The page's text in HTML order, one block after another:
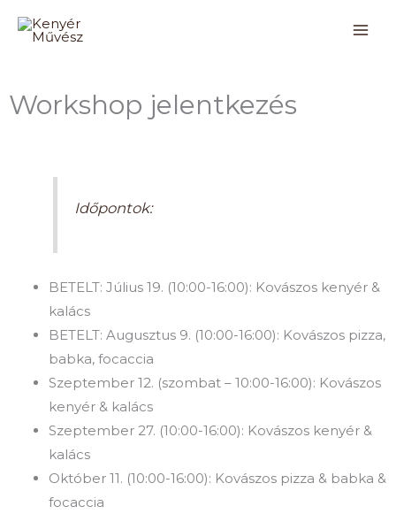
Workshop jelentkezés
Időpontok:
BETELT: Július 19. (10:00-16:00): Kovászos kenyér &
kalács
BETELT: Augusztus 9. (10:00-16:00): Kovászos pizza,
babka, focaccia
Szeptember 12. (szombat – 10:00-16:00): Kovászos
kenyér & kalács
Szeptember 27. (10:00-16:00): Kovászos kenyér &
kalács
Október 11. (10:00-16:00): Kovászos pizza & babka &
focaccia